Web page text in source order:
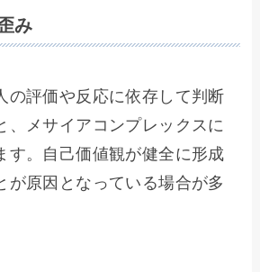
み
の評価や反応に依存して判断
、メサイアコンプレックスに
す。自己価値観が健全に形成
が原因となっている場合が多